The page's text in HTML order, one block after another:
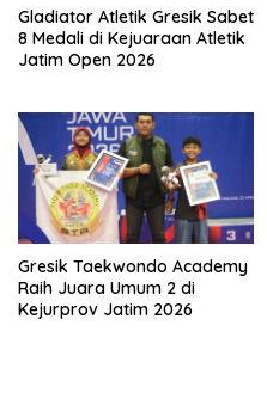
Gladiator Atletik Gresik Sabet
8 Medali di Kejuaraan Atletik
Jatim Open 2026
Gresik Taekwondo Academy
Raih Juara Umum 2 di
Kejurprov Jatim 2026